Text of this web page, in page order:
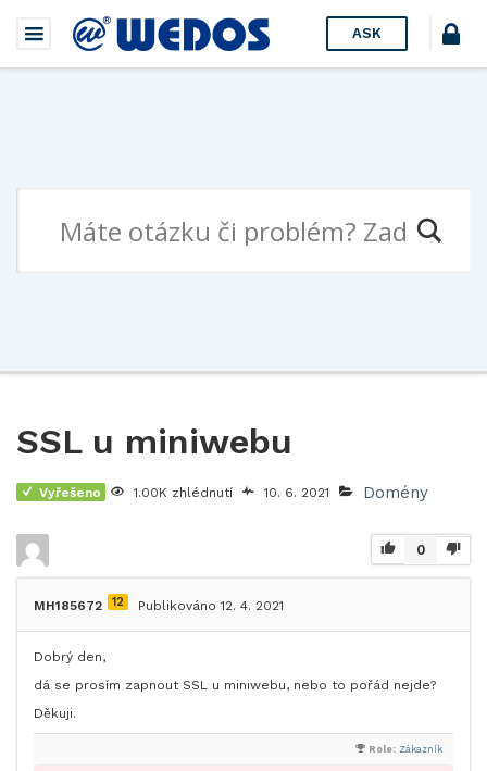
ASK
SSL u miniwebu
Vyřešeno 1.00K zhlédnutí 10. 6. 2021 Domény
0
MH185672 12 Publikováno 12. 4. 2021
Dobrý den,
dá se prosím zapnout SSL u miniwebu, nebo to pořád nejde?
Děkuji.
Role: Zákazník